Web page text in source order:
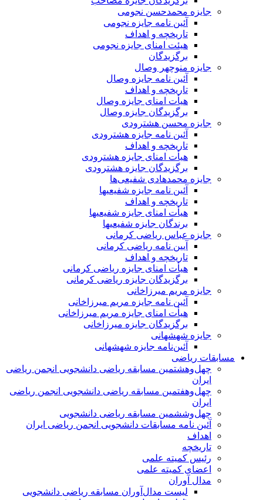
جایزه محمدحسن نجومی
آئین نامه جایزه نجومی
تاریخچه و اهداف
هیئت امنای جایزه نجومی
برگزیدگان
جایزه منوچهر وصال
آئین نامه جایزه وصال
تاریخچه و اهداف
هیأت امنای جایزه وصال
برگزیدگان جایزه وصال
جایزه محسن هشترودی
آئین نامه جایزه هشترودی
تاریخچه و اهداف
هیأت امنای جایزه هشترودی
برگزیدگان جایزه هشترودی
جایزه محمدهادی شفیعی‌ها
آئین نامه جایزه شفیعیها
تاریخچه و اهداف
هیأت امنای جایزه شفیعیها
برندگان جایزه شفیعیها
جایزه عباس ریاضی کرمانی
آیین نامه ریاضی کرمانی
تاریخچه و اهداف
هیأت امنای جایزه ریاضی کرمانی
برگزیدگان جایزه ریاضی کرمانی
جایزه مریم میرزاخانی
آئین نامه جایزه مریم میرزاخانی
هیأت امنای جایزه مریم میرزاخانی
برگزیدگان جایزه میرزاخانی
جایزه شهشهانی
آئین‌نامه جایزه شهشهانی
مسابقات ریاضی
چهل‌و‌هشتمین مسابقه ریاضی دانشجویی انجمن ریاضی
ایران
چهل‌و‌هفتمین مسابقه ریاضی دانشجویی انجمن ریاضی
ایران
چهل‌و‌ششمین مسابقه ریاضی دانشجویی
آئین نامه مسابقات دانشجویی انجمن ریاضی ایران
اهداف
تاریخچه
رئیس کمیته علمی
اعضای کمیته علمی
مدال آوران
لیست مدال‌آوران مسابقه ریاضی دانشجویی